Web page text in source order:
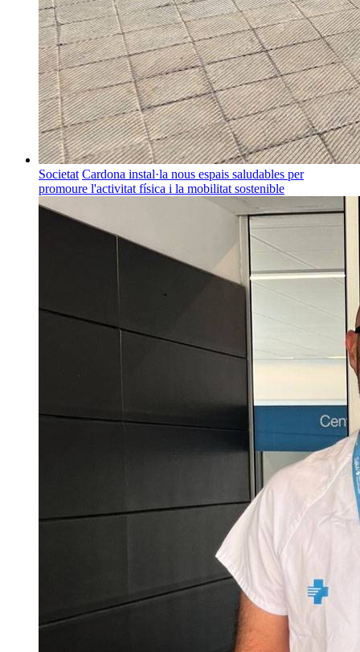
Societat Cardona instal·la nous espais saludables per
promoure l'activitat física i la mobilitat sostenible